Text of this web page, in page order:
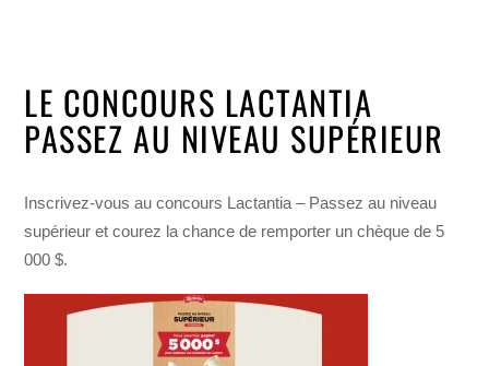
LE CONCOURS LACTANTIA
PASSEZ AU NIVEAU SUPÉRIEUR
Inscrivez-vous au concours Lactantia – Passez au niveau
supérieur et courez la chance de remporter un chèque de 5
000 $.